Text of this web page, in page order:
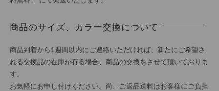
商品のサイズ、カラー交換について
商品到着から1週間以内にご連絡いただければ、新たにご希望さ
れる交換品の在庫が有る場合、商品の交換をさせて頂いておりま
す。
お気軽にお申し付けください。尚、ご返品送料はお客様にご負担